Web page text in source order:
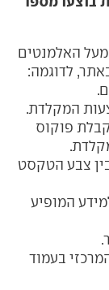
מעל האלמנטים
לדוגמה:
המקלדת.
פוקוס
צבע הטקסט
המופיע
בעמוד